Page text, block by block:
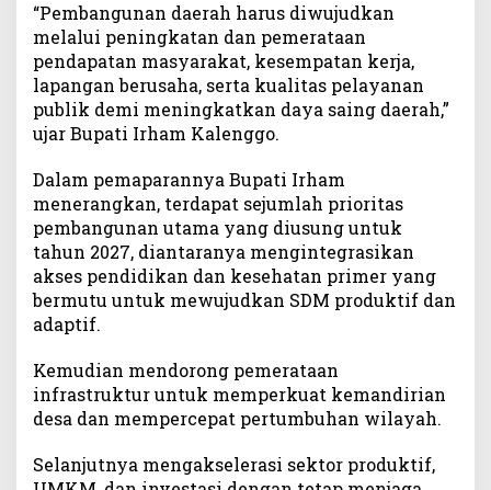
u
r
D
a
s
a
r
a
n
E
k
o
n
i
I
n
k
u
“Pembangunan daerah harus diwujudkan
melalui peningkatan dan pemerataan
pendapatan masyarakat, kesempatan kerja,
lapangan berusaha, serta kualitas pelayanan
publik demi meningkatkan daya saing daerah,”
ujar Bupati Irham Kalenggo.
Dalam pemaparannya Bupati Irham
menerangkan, terdapat sejumlah prioritas
pembangunan utama yang diusung untuk
tahun 2027, diantaranya mengintegrasikan
akses pendidikan dan kesehatan primer yang
bermutu untuk mewujudkan SDM produktif dan
adaptif.
Kemudian mendorong pemerataan
infrastruktur untuk memperkuat kemandirian
desa dan mempercepat pertumbuhan wilayah.
Selanjutnya mengakselerasi sektor produktif,